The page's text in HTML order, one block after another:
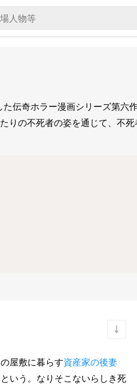
伝奇ホラー漫画シリーズ第六
りの不死者の姿を通じて、不
屋敷に暮らす資産家の後妻
いう。なりそこないらしき死